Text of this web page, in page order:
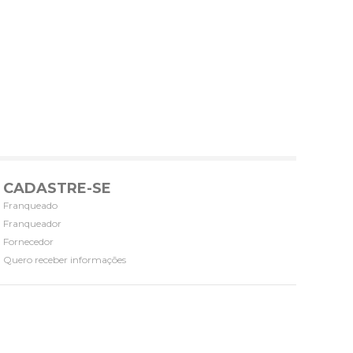
CADASTRE-SE
Franqueado
Franqueador
Fornecedor
Quero receber informações